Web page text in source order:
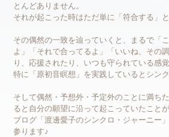
とんどありません。
それが起こった時はただ単に「符合する」と
その偶然の一致を辿っていくと、まるで「
よ」「それで合ってるよ」「いいね、その
り、応援されたり、いつも守られている感
特に「原初音瞑想」を実践しているとシ
そして偶然・予想外・予定外のことに満ち
ると自分の願望に沿って起こっていたこと
ブログ「渡邊愛子のシンクロ・ジャーニー
参ります♪